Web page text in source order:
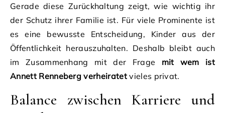
Gerade diese Zurückhaltung zeigt, wie wichtig ihr
der Schutz ihrer Familie ist. Für viele Prominente ist
es eine bewusste Entscheidung, Kinder aus der
Öffentlichkeit herauszuhalten. Deshalb bleibt auch
im Zusammenhang mit der Frage mit wem ist
Annett Renneberg verheiratetvieles privat.
Balance zwischen Karriere und